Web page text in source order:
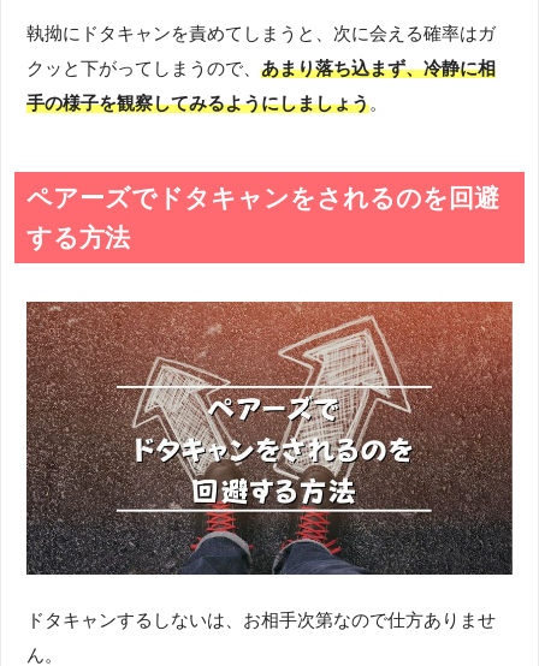
執拗にドタキャンを責めてしまうと、次に会える確率はガ
クッと下がってしまうので、あまり落ち込まず、冷静に相
手の様子を観察してみるようにしましょう。
ペアーズでドタキャンをされるのを回避
する方法
ドタキャンするしないは、お相手次第なので仕方ありませ
ん。